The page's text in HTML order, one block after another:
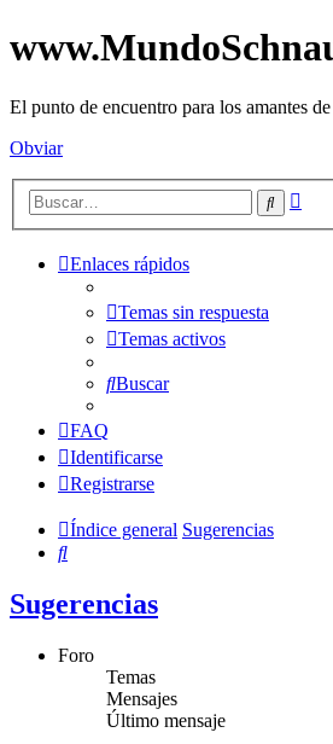
El punto de encuentro para los amantes
Obviar
Buscar
Enlaces rápidos
Temas sin respuesta
Temas activos
Buscar
FAQ
Identificarse
Registrarse
Índice general Sugerencias
Buscar
Sugerencias
Foro
Temas
Mensajes
Último mensaje